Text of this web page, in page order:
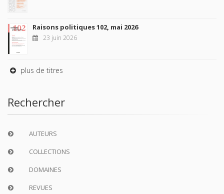
Raisons politiques 102, mai 2026
23 juin 2026
plus de titres
Rechercher
AUTEURS
COLLECTIONS
DOMAINES
REVUES